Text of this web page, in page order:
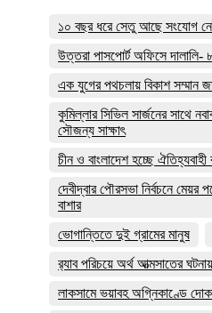
১০ বছর ধরে সেতু আছে সংযোগ
উত্তরা পাসপোর্ট অফিসে দালালি-
এক যুগের পথচলায় বিকাশ সম্মান
কুমিল্লার সিভিল সার্জনের সাথে
সৌজন্য সাক্ষাৎ
চীন ও বাংলাদেশ হচ্ছে
দেবীদ্বার পৌরসভা নির্বচনে মেয়র
বাশার
ভোগান্তিতে দুই গ্রামের মানুষ
র‌্যাব পরিচয়ে অর্থ আত্মসাতের
লাকসামে ভয়াবহ অগ্নিকাণ্ডে